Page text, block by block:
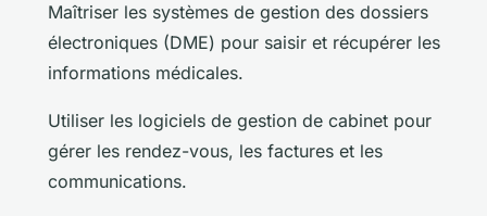
Maîtriser les systèmes de gestion des dossiers
électroniques (DME) pour saisir et récupérer les
informations médicales.
Utiliser les logiciels de gestion de cabinet pour
gérer les rendez-vous, les factures et les
communications.